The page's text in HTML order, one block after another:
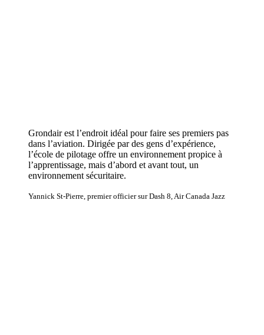
Grondair est l’endroit idéal pour faire ses premiers pas
dans l’aviation. Dirigée par des gens d’expérience,
l’école de pilotage offre un environnement propice à
l’apprentissage, mais d’abord et avant tout, un
environnement sécuritaire.
Yannick St-Pierre, premier officier sur Dash 8, Air Canada Jazz